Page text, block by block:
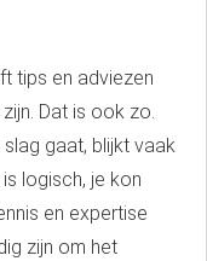
tips en adviezen
Dat is ook zo.
gaat, blijkt vaak
logisch, je kon
en expertise
zijn om het